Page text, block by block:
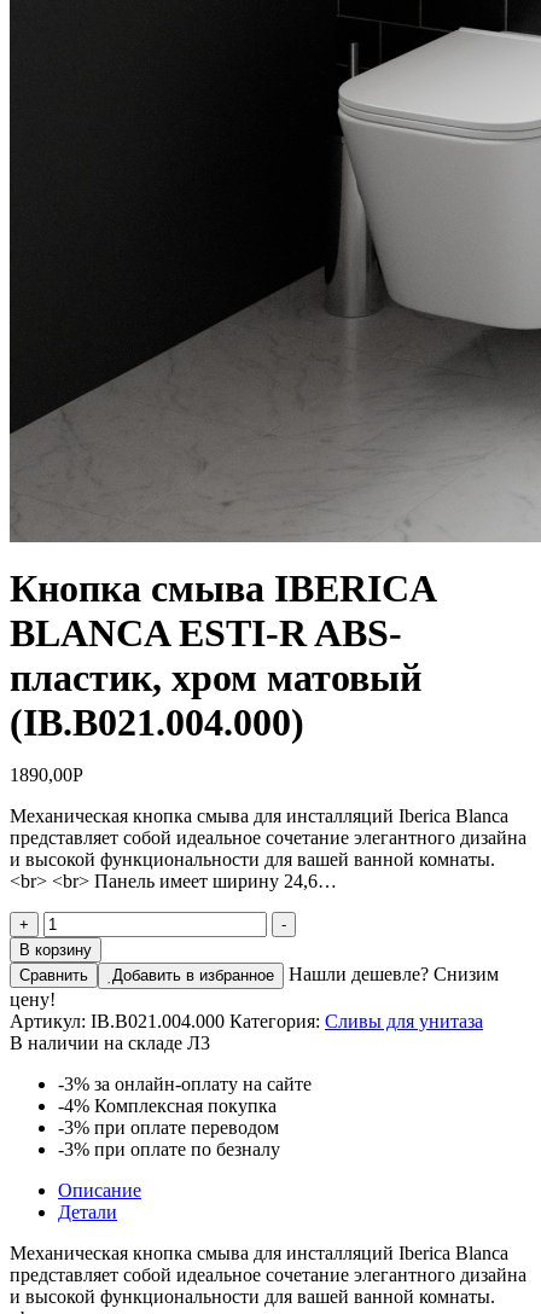
Кнопка смыва IBERICA
BLANCA ESTI-R ABS-
пластик, хром матовый
(IB.B021.004.000)
1890,00Р
Механическая кнопка смыва для инсталляций Iberica Blanca
представляет собой идеальное сочетание элегантного дизайна
и высокой функциональности для вашей ванной комнаты.
<br> <br> Панель имеет ширину 24,6…
+
Количество
товара
Кнопка
смыва
IBERICA
BLANCA
ESTI-
ABS-
пластик,
хром
матовый
(IB.B021.004.000)
-
В корзину
Сравнить
Добавить в избранное
Нашли дешевле? Снизим
цену!
Артикул: IB.B021.004.000 Категория: Сливы для унитаза
В наличии на складе Л3
-3% за онлайн-оплату на сайте
-4% Комплексная покупка
-3% при оплате переводом
-3% при оплате по безналу
Описание
Детали
Механическая кнопка смыва для инсталляций Iberica Blanca
представляет собой идеальное сочетание элегантного дизайна
и высокой функциональности для вашей ванной комнаты.